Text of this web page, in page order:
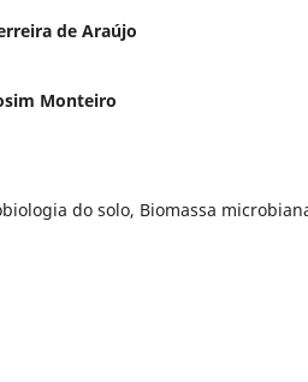
de Araújo
Monteiro
do solo, Biomassa